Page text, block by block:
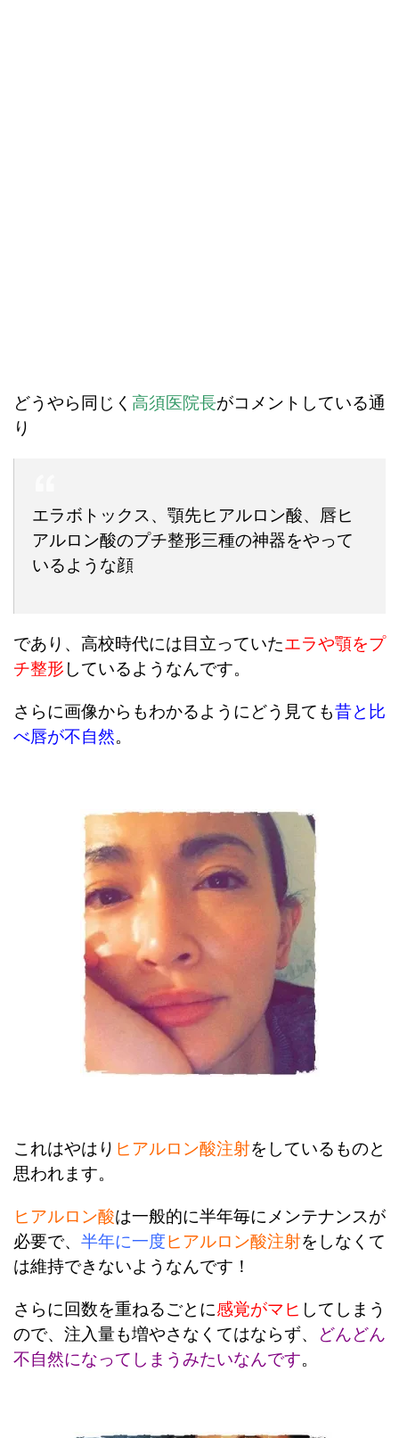
どうやら同じく 高須医院長がコメントしている通
り
エラボトックス、顎先ヒアルロン酸、唇ヒ
アルロン酸のプチ整形三種の神器をやって
いるような顔
であり、高校時代には目立っていたエラや顎をプ
チ整形 しているようなんです。
さらに画像からもわかるようにどう見ても昔と比
べ唇が不自然。
これはやはり ヒアルロン酸注射をしているものと
思われます。
ヒアルロン酸は一般的に半年毎にメンテナンスが
必要で、 半年に一度ヒアルロン酸注射をしなくて
は維持できないようなんです！
さらに回数を重ねるごとに感覚がマヒ してしまう
ので、注入量も増やさなくてはならず、
どんどん
不自然になってしまうみたいなんです。